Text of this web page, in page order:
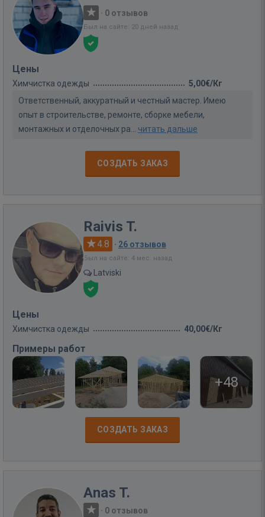
· 0 отзывов
Был на сайте: 20 дней назад
Цены
Химчистка одежды
5,00€/Кг
Ответственный, аккуратный и честный мастер. Имею
опыт в строительстве, ремонте, сборке мебели,
монтажных и отделочных ра... читать дальше
СОЗДАТЬ ЗАКАЗ
Raivis T.
4.8 · 26 отзывов
Был на сайте: 4 мес. назад
Latviski
Цены
Химчистка одежды 40,00€/Кг
Примеры работ
+48
СОЗДАТЬ ЗАКАЗ
Anas T.
· 0 отзывов